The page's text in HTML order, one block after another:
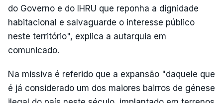
do Governo e do IHRU que reponha a dignidade
habitacional e salvaguarde o interesse público
neste território", explica a autarquia em
comunicado.
Na missiva é referido que a expansão "daquele que
é já considerado um dos maiores bairros de génese